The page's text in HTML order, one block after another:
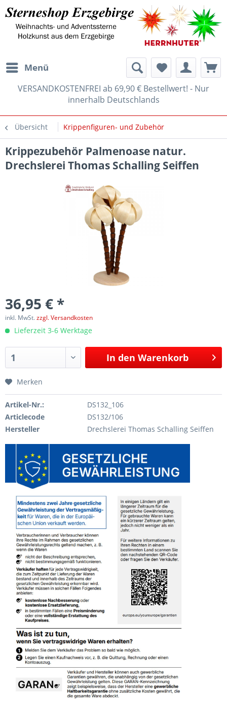
Menü
VERSANDKOSTENFREI ab 69,90 € Bestellwert! - Nur
innerhalb Deutschlands
Übersicht Krippenfiguren- und Zubehör
Krippezubehör Palmenoase natur.
Drechslerei Thomas Schalling Seiffen
36,95 € *
inkl. MwSt.zzgl. Versandkosten
Lieferzeit 3-6 Werktage
In den Warenkorb
Merken
Artikel-Nr.:
DS132_106
Articlecode
DS132/106
Hersteller
Drechslerei Thomas Schalling Seiffen